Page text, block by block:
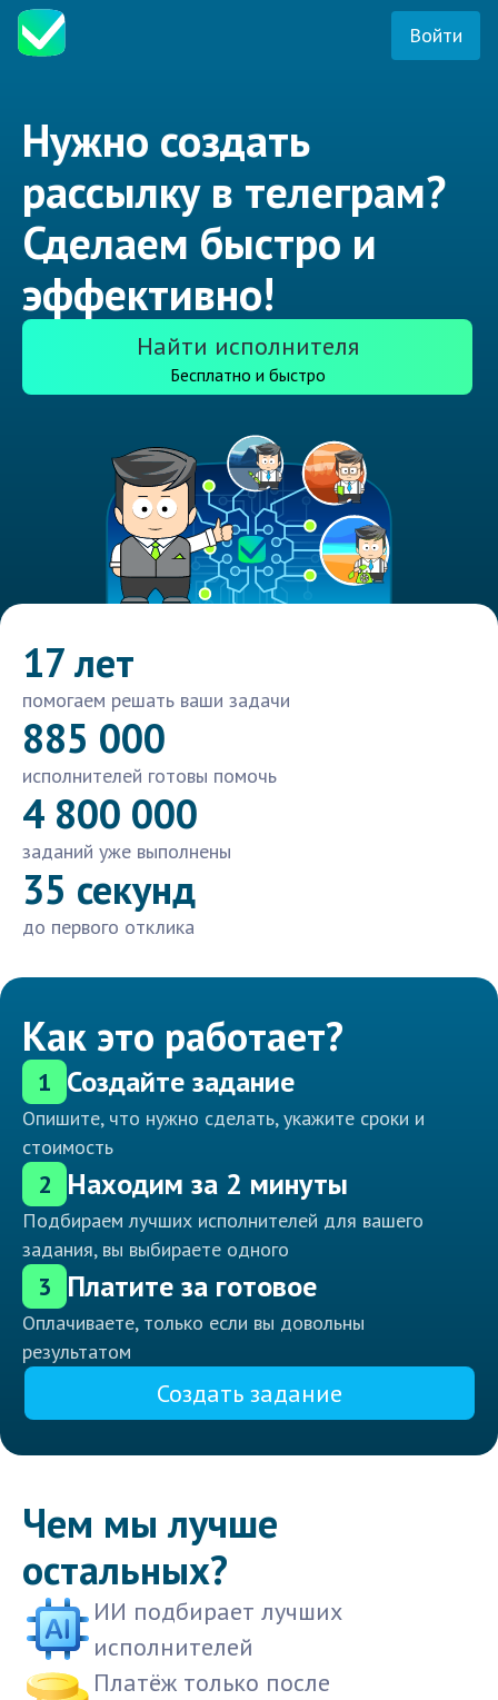
Войти
Нужно создать
рассылку в телеграм?
Сделаем быстро и
эффективно!
Найти исполнителя
Бесплатно и быстро
17 лет
помогаем решать ваши задачи
885 000
исполнителей готовы помочь
4 800 000
заданий уже выполнены
35 секунд
до первого отклика
Как это работает?
1 Создайте задание
Опишите, что нужно сделать, укажите сроки и
стоимость
2 Находим за 2 минуты
Подбираем лучших исполнителей для вашего
задания, вы выбираете одного
3 Платите за готовое
Оплачиваете, только если вы довольны
результатом
Создать задание
Чем мы лучше
остальных?
ИИ подбирает лучших
исполнителей
Платёж только после